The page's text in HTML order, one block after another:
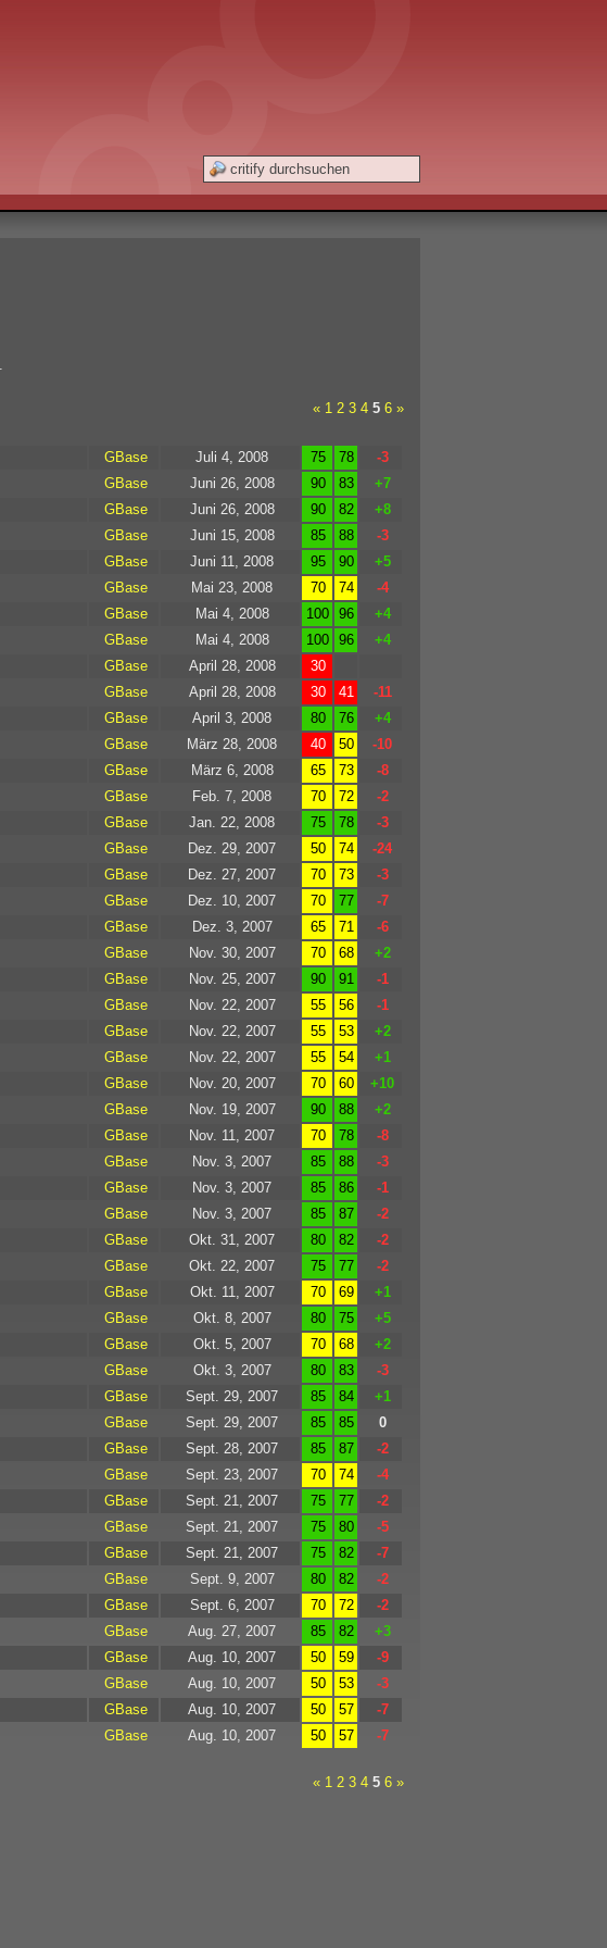
« 1 2 3 4 5 6 »
GBase Juli 4, 2008 75 78
-3
GBase Juni 26, 2008 90 83
+7
GBase Juni 26, 2008 90 82
+8
GBase Juni 15, 2008 85 88
-3
GBase Juni 11, 2008 95 90
+5
GBase Mai 23, 2008 70 74
-4
GBase Mai 4, 2008 100 96
+4
GBase Mai 4, 2008 100 96
+4
GBase April 28, 2008
30
GBase April 28, 2008 30 41
-11
GBase April 3, 2008 80 76
+4
GBase März 28, 2008 40 50
-10
GBase März 6, 2008 65 73
-8
GBase Feb. 7, 2008 70 72
-2
GBase Jan. 22, 2008 75 78
-3
GBase Dez. 29, 2007 50 74
-24
GBase Dez. 27, 2007 70 73
-3
GBase Dez. 10, 2007 70 77
-7
GBase Dez. 3, 2007 65 71
-6
GBase Nov. 30, 2007 70 68
+2
GBase Nov. 25, 2007 90 91
-1
GBase Nov. 22, 2007 55 56
-1
GBase Nov. 22, 2007 55 53
+2
GBase Nov. 22, 2007 55 54
+1
GBase Nov. 20, 2007 70 60
+10
GBase Nov. 19, 2007 90 88
+2
GBase Nov. 11, 2007 70 78
-8
GBase Nov. 3, 2007 85 88
-3
GBase Nov. 3, 2007 85 86
-1
GBase Nov. 3, 2007 85 87
-2
GBase Okt. 31, 2007 80 82
-2
GBase Okt. 22, 2007 75 77
-2
GBase Okt. 11, 2007 70 69
+1
GBase Okt. 8, 2007 80 75
+5
GBase Okt. 5, 2007 70 68
+2
GBase Okt. 3, 2007 80 83
-3
GBase Sept. 29, 2007 85 84
+1
GBase Sept. 29, 2007 85 85
0
GBase Sept. 28, 2007 85 87
-2
GBase Sept. 23, 2007 70 74
-4
GBase Sept. 21, 2007 75 77
-2
GBase Sept. 21, 2007 75 80
-5
GBase Sept. 21, 2007 75 82
-7
GBase Sept. 9, 2007 80 82
-2
GBase Sept. 6, 2007 70 72
-2
GBase Aug. 27, 2007 85 82
+3
GBase Aug. 10, 2007 50 59
-9
GBase Aug. 10, 2007 50 53
-3
GBase Aug. 10, 2007 50 57
-7
GBase Aug. 10, 2007 50 57 -7
« 1 2 3 4 5 6 »